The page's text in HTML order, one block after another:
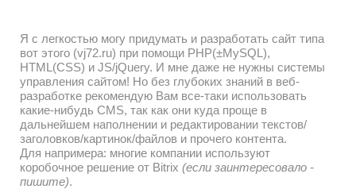
Я с легкостью могу придумать и разработать сайт типа
вот этого (vj72.ru) при помощи PHP(±MySQL),
HTML(CSS) и JS/jQuery. И мне даже не нужны системы
управления сайтом! Но без глубоких знаний в веб-
разработке рекомендую Вам все-таки использовать
какие-нибудь CMS, так как они куда проще в
дальнейшем наполнении и редактировании текстов/
заголовков/картинок/файлов и прочего контента.
Для напримера: многие компании используют
коробочное решение от Bitrix (если заинтересовало -
пишите).